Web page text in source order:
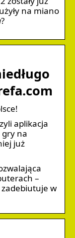
na miano
aplikacja
na
już
–
w